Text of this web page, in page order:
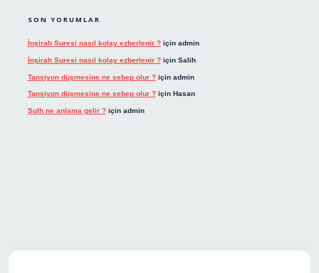
SON YORUMLAR
İnşirah Suresi nasıl kolay ezberlenir ?için admin
İnşirah Suresi nasıl kolay ezberlenir ?için Salih
Tansiyon düşmesine ne sebep olur ?için admin
Tansiyon düşmesine ne sebep olur ?için Hasan
Sulh ne anlama gelir ?için admin